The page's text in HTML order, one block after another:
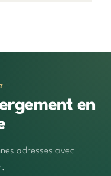
en
adresses avec